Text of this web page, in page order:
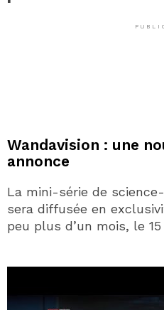
Wandavision : une
annonce
La mini-série de
sera diffusée en
peu plus d’un mois, le 15